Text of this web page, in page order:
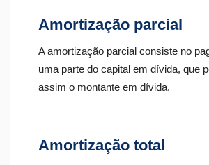
Amortização parcial
A amortização parcial consiste no
uma parte do capital em dívida, que
assim o montante em dívida.
Amortização total